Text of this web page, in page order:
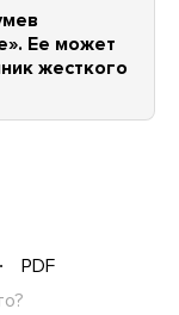
Ее может
жесткого
PDF